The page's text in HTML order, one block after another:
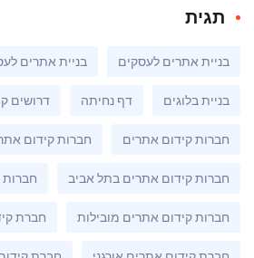
תגית
בניית אתרים לעסקים בניית אתרים
בניית בלוגים דף נחיתה דרושים
חברות קידום אתרים חברות קידום
חברות קידום אתרים בתל אביב חברות
חברות קידום אתרים מובילות חברת